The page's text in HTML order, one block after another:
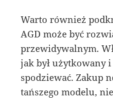
Warto również
AGD może być
przewidywalnym.
jak był użytkowany
spodziewać. Zakup
tańszego modelu,